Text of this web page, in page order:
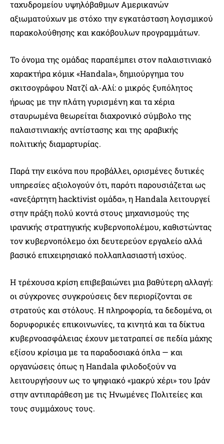
ταχυδρομείου υψηλόβαθμων Αμερικανών
αξιωματούχων με στόχο την εγκατάσταση λογισμικού
παρακολούθησης και κακόβουλων προγραμμάτων.
Το όνομα της ομάδας παραπέμπει στον παλαιστινιακό
χαρακτήρα κόμικ «Handala», δημιούργημα του
σκιτσογράφου Νατζί αλ-Αλί: ο μικρός ξυπόλητος
ήρωας με την πλάτη γυρισμένη και τα χέρια
σταυρωμένα θεωρείται διαχρονικό σύμβολο της
παλαιστινιακής αντίστασης και της αραβικής
πολιτικής διαμαρτυρίας.
Παρά την εικόνα που προβάλλει, ορισμένες δυτικές
υπηρεσίες αξιολογούν ότι, παρότι παρουσιάζεται ως
«ανεξάρτητη hacktivist ομάδα», η Handala λειτουργεί
στην πράξη πολύ κοντά στους μηχανισμούς της
ιρανικής στρατηγικής κυβερνοπολέμου, καθιστώντας
τον κυβερνοπόλεμο όχι δευτερεύον εργαλείο αλλά
βασικό επιχειρησιακό πολλαπλασιαστή ισχύος.
Η τρέχουσα κρίση επιβεβαιώνει μια βαθύτερη αλλαγή:
οι σύγχρονες συγκρούσεις δεν περιορίζονται σε
στρατούς και στόλους. Η πληροφορία, τα δεδομένα, οι
δορυφορικές επικοινωνίες, τα κινητά και τα δίκτυα
κυβερνοασφάλειας έχουν μετατραπεί σε πεδία μάχης
εξίσου κρίσιμα με τα παραδοσιακά όπλα — και
οργανώσεις όπως η Handala φιλοδοξούν να
λειτουργήσουν ως το ψηφιακό «μακρύ χέρι» του Ιράν
στην αντιπαράθεση με τις Ηνωμένες Πολιτείες και
τους συμμάχους τους.